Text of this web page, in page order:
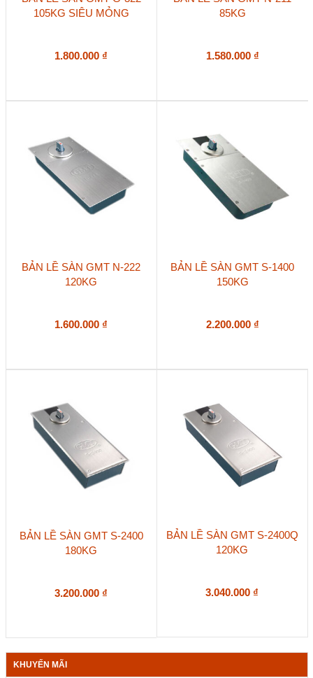
105KG SIÊU MỎNG
1.800.000 ₫
85KG
1.580.000 ₫
BẢN LỀ SÀN GMT N-222
120KG
1.600.000 ₫
BẢN LỀ SÀN GMT S-1400
150KG
2.200.000 ₫
BẢN LỀ SÀN GMT S-2400
180KG
3.200.000 ₫
BẢN LỀ SÀN GMT S-2400Q
120KG
3.040.000 ₫
KHUYẾN MÃI